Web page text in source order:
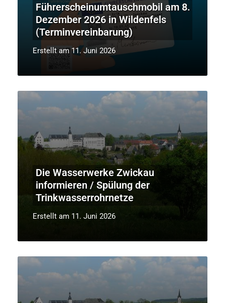
Führerscheinumtauschmobil am 8.
Dezember 2026 in Wildenfels
(Terminvereinbarung)
Erstellt am 11. Juni 2026
Die Wasserwerke Zwickau
informieren / Spülung der
Trinkwasserrohrnetze
Erstellt am 11. Juni 2026